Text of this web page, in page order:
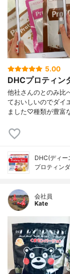
5.00
DHCプロティン
他社さんのとのみ比
ておいしいのでダイ
ました♡種類が豊富
DHC(ディー
プロティン
会社員
Kate